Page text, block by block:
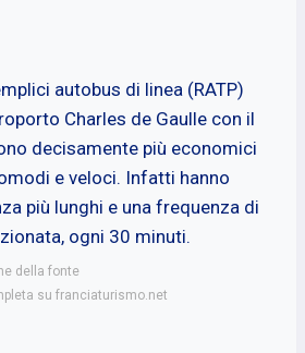
autobus di linea (RATP)
Charles de Gaulle con il
decisamente più economici
e veloci. Infatti hanno
più lunghi e una frequenza di
ogni 30 minuti.
della fonte
su franciaturismo.net